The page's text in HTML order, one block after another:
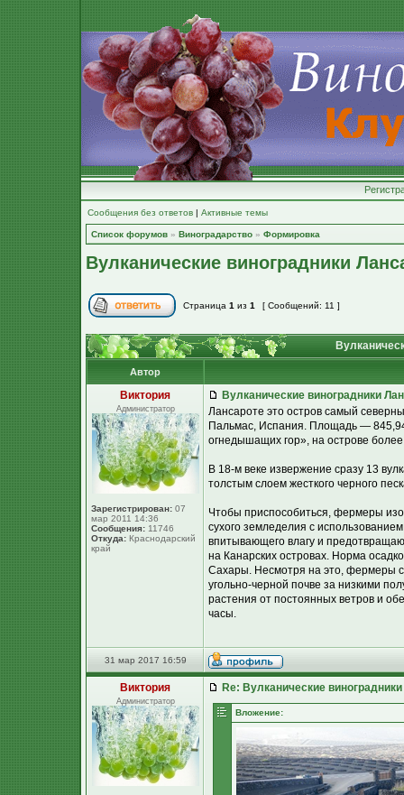
Сообщения без ответов | Активные темы
Список форумов » Виноградарство » Формировка
Вулканические виноградники
Страница 1 из 1 [ Сообщений: 11 ]
Автор
Виктория
Администратор
Зарегистрирован: 07
мар 2011 14:36
Сообщения: 11746
Откуда: Краснодарский
край
Вулканические виноградники
Лансароте это остров самый
Пальмас, Испания. Площадь —
огнедышащих гор», на острове
В 18-м веке извержение сразу 13
толстым слоем жесткого черного
Чтобы приспособиться, фермеры
сухого земледелия с
впитывающего влагу и
на Канарских островах. Норма
Сахары. Несмотря на это, фермеры
угольно-черной почве за низкими
растения от постоянных ветров и
часы.
31 мар 2017 16:59
Виктория
Администратор
Re: Вулканические
Вложение: